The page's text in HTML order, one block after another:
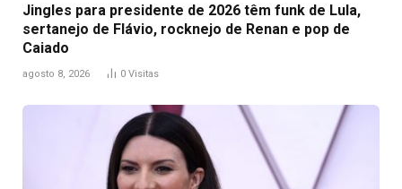
Jingles para presidente de 2026 têm funk de Lula,
sertanejo de Flávio, rocknejo de Renan e pop de
Caiado
agosto 8, 2026 0 Visitas